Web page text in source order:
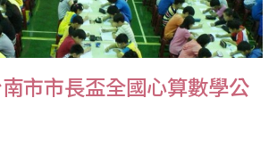
市市長盃全國心算數學公